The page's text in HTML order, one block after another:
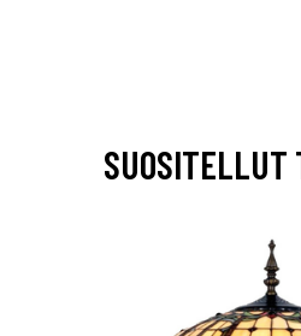
SUOSITELLUT